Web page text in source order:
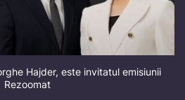
Hajder, este invitatul emisiunii
Rezoomat